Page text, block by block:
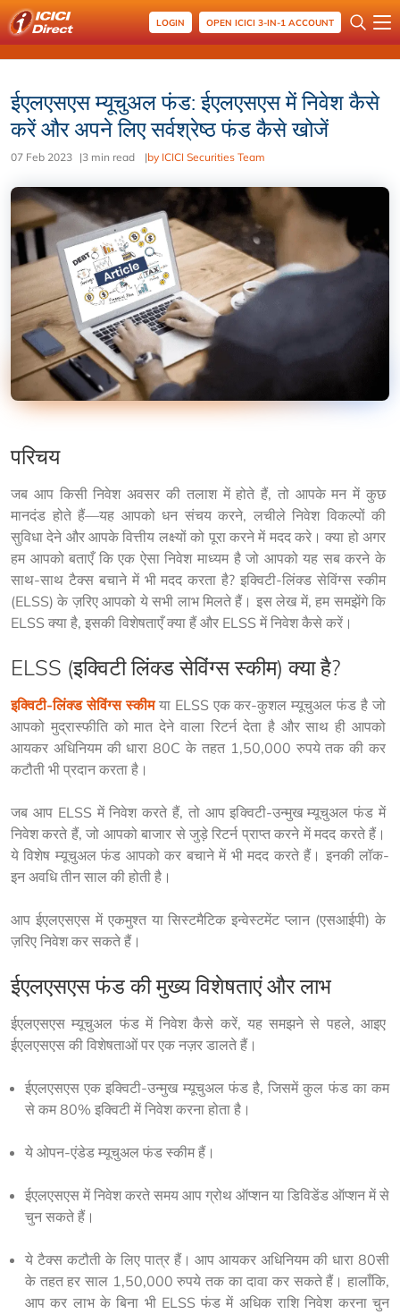
LOGIN OPEN ICICI 3-IN-1 ACCOUNT
ईएलएसएस म्यूचुअल फंड: ईएलएसएस में निवेश कैसे
करें और अपने लिए सर्वश्रेष्ठ फंड कैसे खोजें
07 Feb 2023 |3 min read |by ICICI Securities Team
परिचय
जब आप किसी निवेश अवसर की तलाश में होते हैं, तो आपके मन में कुछ
मानदंड होते हैं—यह आपको धन संचय करने, लचीले निवेश विकल्पों की
सुविधा देने और आपके वित्तीय लक्ष्यों को पूरा करने में मदद करे। क्या हो अगर
हम आपको बताएँ कि एक ऐसा निवेश माध्यम है जो आपको यह सब करने के
साथ-साथ टैक्स बचाने में भी मदद करता है? इक्विटी-लिंक्ड सेविंग्स स्कीम
(ELSS) के ज़रिए आपको ये सभी लाभ मिलते हैं। इस लेख में, हम समझेंगे कि
ELSS क्या है, इसकी विशेषताएँ क्या हैं और ELSS में निवेश कैसे करें।
ELSS (इक्विटी लिंक्ड सेविंग्स स्कीम) क्या है?
इक्विटी-लिंक्ड सेविंग्स स्कीम या ELSS एक कर-कुशल म्यूचुअल फंड है जो
आपको मुद्रास्फीति को मात देने वाला रिटर्न देता है और साथ ही आपको
आयकर अधिनियम की धारा 80C के तहत 1,50,000 रुपये तक की कर
कटौती भी प्रदान करता है।
जब आप ELSS में निवेश करते हैं, तो आप इक्विटी-उन्मुख म्यूचुअल फंड में
निवेश करते हैं, जो आपको बाजार से जुड़े रिटर्न प्राप्त करने में मदद करते हैं।
ये विशेष म्यूचुअल फंड आपको कर बचाने में भी मदद करते हैं। इनकी लॉक-
इन अवधि तीन साल की होती है।
आप ईएलएसएस में एकमुश्त या सिस्टमैटिक इन्वेस्टमेंट प्लान (एसआईपी) के
ज़रिए निवेश कर सकते हैं।
ईएलएसएस फंड की मुख्य विशेषताएं और लाभ
ईएलएसएस म्यूचुअल फंड में निवेश कैसे करें, यह समझने से पहले, आइए
ईएलएसएस की विशेषताओं पर एक नज़र डालते हैं।
ईएलएसएस एक इक्विटी-उन्मुख म्यूचुअल फंड है, जिसमें कुल फंड का कम
से कम 80% इक्विटी में निवेश करना होता है।
ये ओपन-एंडेड म्यूचुअल फंड स्कीम हैं।
ईएलएसएस में निवेश करते समय आप ग्रोथ ऑप्शन या डिविडेंड ऑप्शन में से
चुन सकते हैं।
ये टैक्स कटौती के लिए पात्र हैं। आप आयकर अधिनियम की धारा 80सी
के तहत हर साल 1,50,000 रुपये तक का दावा कर सकते हैं। हालाँकि,
आप कर लाभ के बिना भी ELSS फंड में अधिक राशि निवेश करना चुन